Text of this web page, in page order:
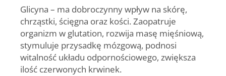
Glicyna – ma dobroczynny wpływ na skórę,
chrząstki, ścięgna oraz kości. Zaopatruje
organizm w glutation, rozwija masę mięśniową,
stymuluje przysadkę mózgową, podnosi
witalność układu odpornościowego, zwiększa
ilość czerwonych krwinek.